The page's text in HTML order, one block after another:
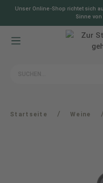
springen
Unser Online-Shop richtet sich
Sinne von
Startseite / Weine /